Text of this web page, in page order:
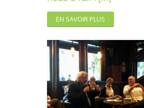
EN SAVOIR PLUS